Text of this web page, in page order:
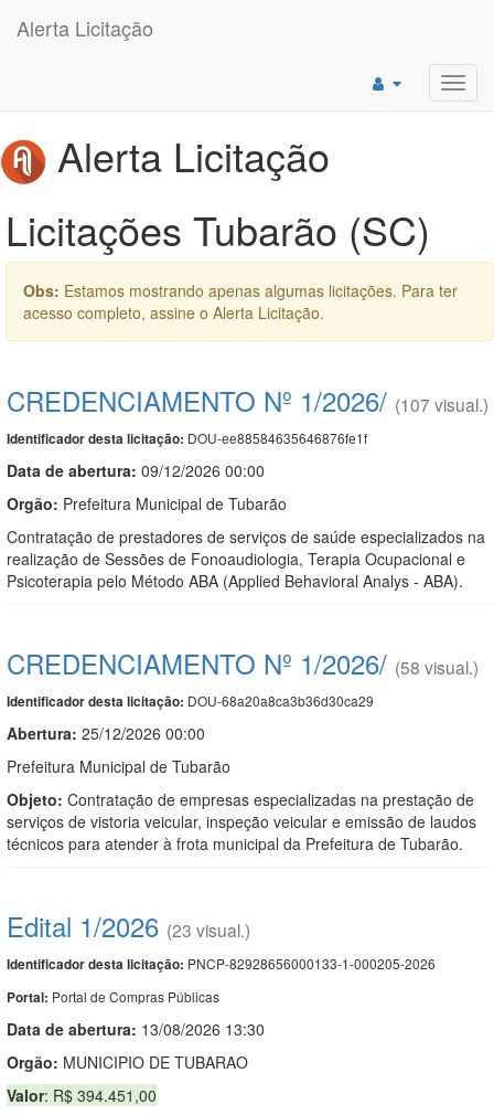
Alerta Licitação
Alerta Licitação
Licitações Tubarão (SC)
Obs: Estamos mostrando apenas algumas licitações. Para ter
acesso completo, assine o Alerta Licitação.
CREDENCIAMENTO Nº 1/2026/ (107 visual.)
Identificador desta licitação: DOU-ee88584635646876fe1f
Data de abertura: 09/12/2026 00:00
Orgão: Prefeitura Municipal de Tubarão
Contratação de prestadores de serviços de saúde especializados na
realização de Sessões de Fonoaudiologia, Terapia Ocupacional e
Psicoterapia pelo Método ABA (Applied Behavioral Analys - ABA).
CREDENCIAMENTO Nº 1/2026/ (58 visual.)
Identificador desta licitação: DOU-68a20a8ca3b36d30ca29
Abertura: 25/12/2026 00:00
Prefeitura Municipal de Tubarão
Objeto: Contratação de empresas especializadas na prestação de
serviços de vistoria veicular, inspeção veicular e emissão de laudos
técnicos para atender à frota municipal da Prefeitura de Tubarão.
Edital 1/2026 (23 visual.)
Identificador desta licitação: PNCP-82928656000133-1-000205-2026
Portal: Portal de Compras Públicas
Data de abertura: 13/08/2026 13:30
Orgão: MUNICIPIO DE TUBARAO
Valor: R$ 394.451,00